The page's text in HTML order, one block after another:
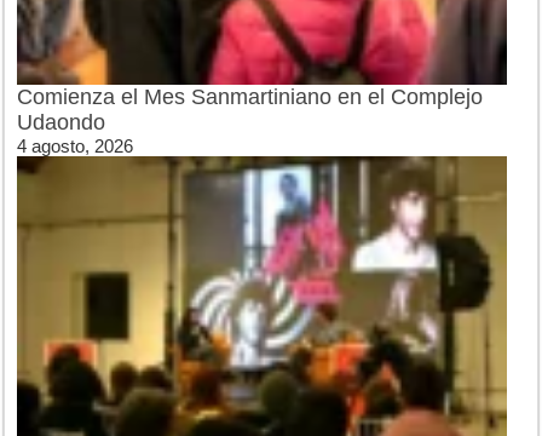
Comienza el Mes Sanmartiniano en el Complejo
Udaondo
4 agosto, 2026